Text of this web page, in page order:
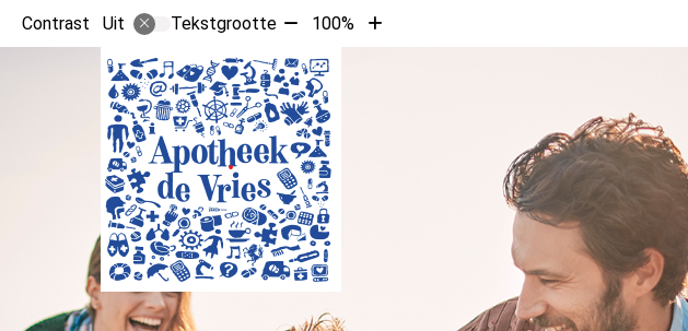
Contrast Uit Tekstgrootte Tekst
met
10%
100%
Tekst